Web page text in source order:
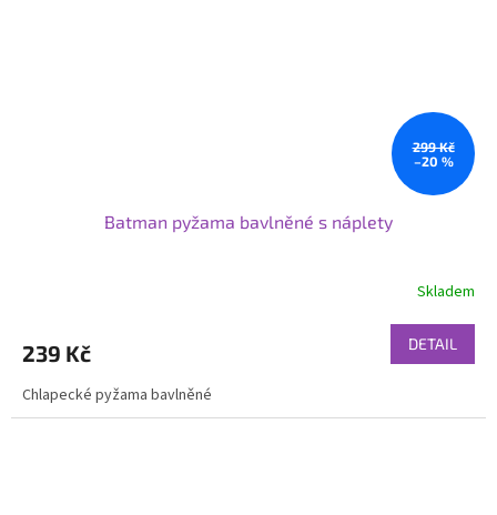
299 Kč
–20 %
Batman pyžama bavlněné s náplety
Skladem
239 Kč DETAIL
Chlapecké pyžama bavlněné